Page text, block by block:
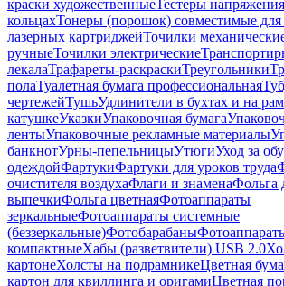
краски художественныеТестеры напряжения
кольцахТонеры (порошок) совместимые для
лазерных картриджейТочилки
ручныеТочилки электрические
лекалаТрафареты-раскраскиТреугольники
полаТуалетная бумага профессиональная
чертежейТушьУдлинители в бухтах и на
катушкеУказкиУпаковочная бумага
лентыУпаковочные рекламные материалы
банкнотУрны-пепельницыУтюгиУход за
одеждойФартукиФартуки для уроков труда
очистителя воздухаФлаги и знаменаФольга
выпечкиФольга цветнаяФотоаппараты
зеркальныеФотоаппараты системные
(беззеркальные)Фотобарабаны
компактныеХабы (разветвители) USB 2.0
картонеХолсты на подрамникеЦветная
картон для квиллинга и оригамиЦветная